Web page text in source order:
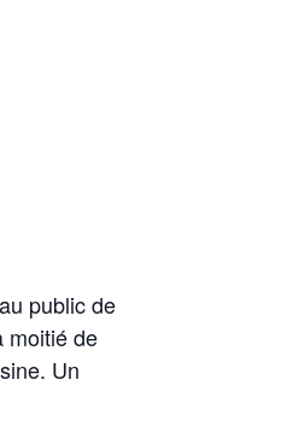
public de
moitié de
Un